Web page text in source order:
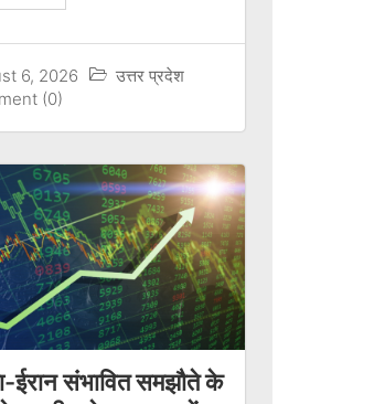
6, 2026
उत्तर प्रदेश
(0)
ईरान संभावित समझौते के